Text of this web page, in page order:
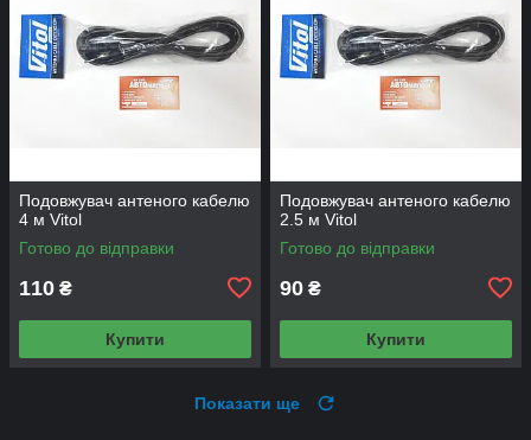
Подовжувач антеного кабелю
4 м Vitol
Готово до відправки
110 ₴
Купити
Подовжувач антеного кабелю
2.5 м Vitol
Готово до відправки
90 ₴
Купити
Показати ще